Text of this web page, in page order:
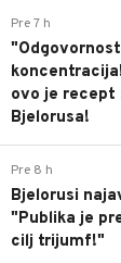
Pre 7 h
ovo je recept
Bjelorusa!
Pre 8 h
Bjelorusi
"Publika je
cilj trijumf!"